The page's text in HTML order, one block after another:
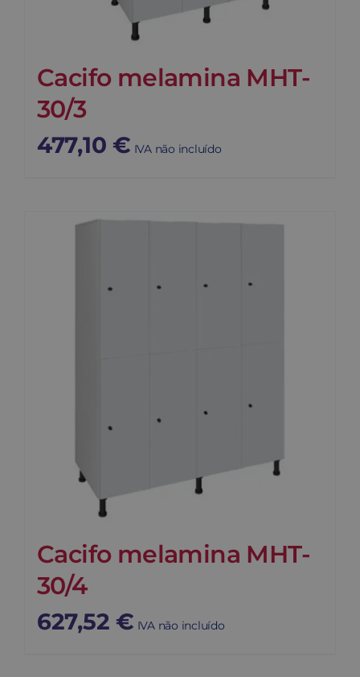
Cacifo melamina MHT-
30/3
477,10 € IVA não incluído
Cacifo melamina MHT-
30/4
627,52 € IVA não incluído